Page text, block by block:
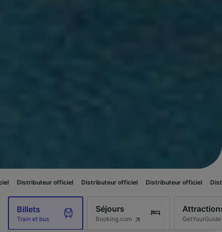
officiel Distributeur officiel Distributeur officiel Distributeur
Billets
Train et bus
Séjours
Booking.com GetYourGuide